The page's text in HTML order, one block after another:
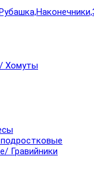
Хомуты
Гравийники